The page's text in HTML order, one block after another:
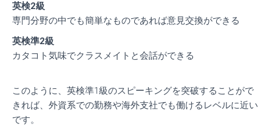
英検2級
専門分野の中でも簡単なものであれば意見交換ができる
英検準2級
カタコト気味でクラスメイトと会話ができる
このように、英検準1級のスピーキングを突破することがで
きれば、外資系での勤務や海外支社でも働けるレベルに近い
です。